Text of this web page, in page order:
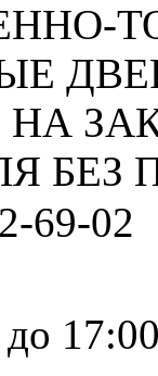
БЕЗ
69-02